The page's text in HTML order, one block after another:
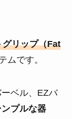
グリップ（Fat
ムです。
ベル、EZバ
プルな器